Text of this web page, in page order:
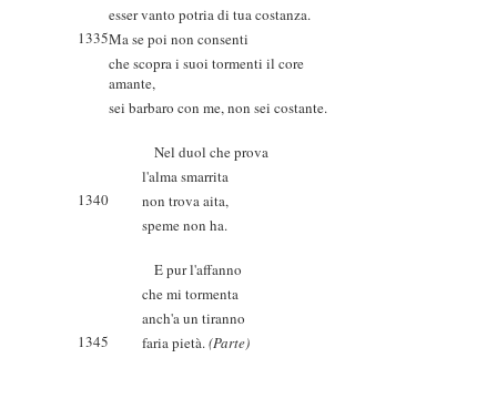
esser vanto potria di tua costanza.
1335Ma se poi non consenti
che scopra i suoi tormenti il core
amante,
sei barbaro con me, non sei costante.
Nel duol che prova
l'alma smarrita
1340
non trova aita,
speme non ha.
E pur l'affanno
che mi tormenta
anch'a un tiranno
1345
faria pietà.(Parte)